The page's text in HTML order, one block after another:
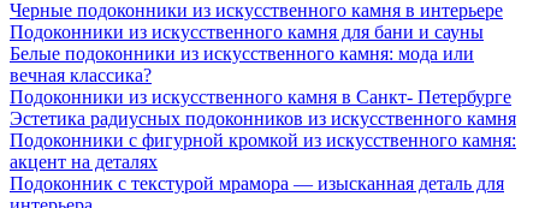
Черные подоконники из искусственного камня в интерьере
Подоконники из искусственного камня для бани и сауны
Белые подоконники из искусственного камня: мода или
вечная классика?
Подоконники из искусственного камня в Санкт- Петербурге
Эстетика радиусных подоконников из искусственного камня
Подоконники с фигурной кромкой из искусственного камня:
акцент на деталях
Подоконник с текстурой мрамора — изысканная деталь для